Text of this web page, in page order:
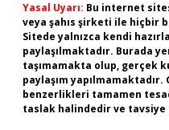
Yasal Uyarı: Bu internet
veya şahıs şirketi ile hiçbir
Sitede yalnızca kendi
paylaşılmaktadır. Burada
taşımamakta olup, gerçek
paylaşım
benzerlikleri tamamen
taslak halindedir ve tavsiye